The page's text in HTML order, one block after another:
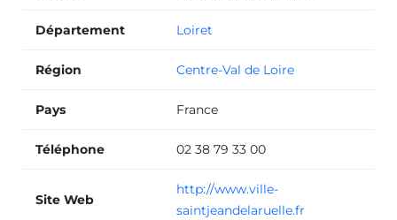
Département Loiret
Région Centre-Val de Loire
Pays France
Téléphone 02 38 79 33 00
Site Web
http://www.ville-
saintjeandelaruelle.fr